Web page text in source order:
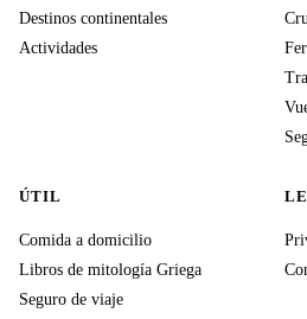
Destinos continentales
Actividades
ÚTIL
Comida a domicilio
Libros de mitología Griega
Seguro de viaje